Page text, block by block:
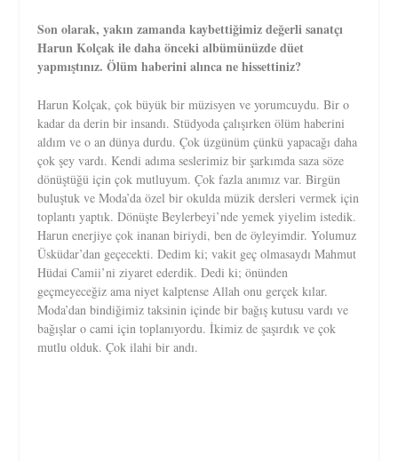
Son olarak, yakın zamanda kaybettiğimiz değerli sanatçı
Harun Kolçak ile daha önceki albümünüzde düet
yapmıştınız. Ölüm haberini alınca ne hissettiniz?
Harun Kolçak, çok büyük bir müzisyen ve yorumcuydu. Bir o
kadar da derin bir insandı. Stüdyoda çalışırken ölüm haberini
aldım ve o an dünya durdu. Çok üzgünüm çünkü yapacağı daha
çok şey vardı. Kendi adıma seslerimiz bir şarkımda saza söze
dönüştüğü için çok mutluyum. Çok fazla anımız var. Birgün
buluştuk ve Moda’da özel bir okulda müzik dersleri vermek için
toplantı yaptık. Dönüşte Beylerbeyi’nde yemek yiyelim istedik.
Harun enerjiye çok inanan biriydi, ben de öyleyimdir. Yolumuz
Üsküdar’dan geçecekti. Dedim ki; vakit geç olmasaydı Mahmut
Hüdai Camii’ni ziyaret ederdik. Dedi ki; önünden
geçmeyeceğiz ama niyet kalptense Allah onu gerçek kılar.
Moda’dan bindiğimiz taksinin içinde bir bağış kutusu vardı ve
bağışlar o cami için toplanıyordu. İkimiz de şaşırdık ve çok
mutlu olduk. Çok ilahi bir andı.